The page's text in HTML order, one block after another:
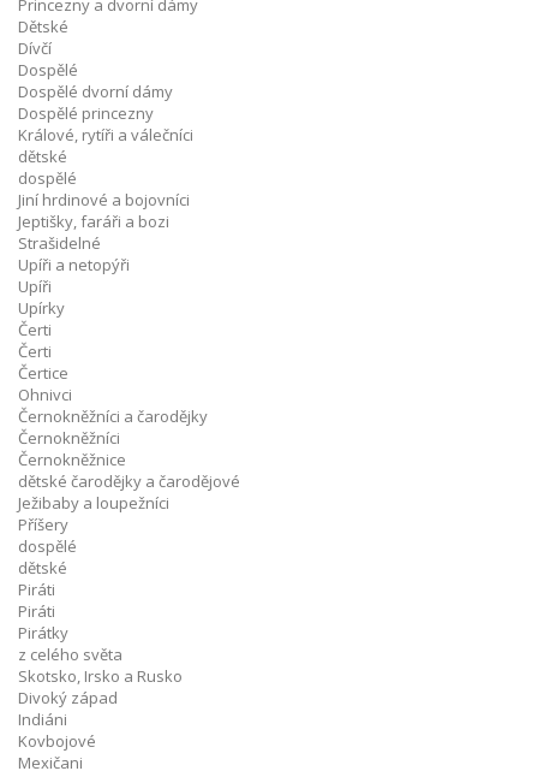
Princezny a dvorní dámy
Dětské
Dívčí
Dospělé
Dospělé dvorní dámy
Dospělé princezny
Králové, rytíři a válečníci
dětské
dospělé
Jiní hrdinové a bojovníci
Jeptišky, faráři a bozi
Strašidelné
Upíři a netopýři
Upíři
Upírky
Čerti
Čerti
Čertice
Ohnivci
Černokněžníci a čarodějky
Černokněžníci
Černokněžnice
dětské čarodějky a čarodějové
Ježibaby a loupežníci
Příšery
dospělé
dětské
Piráti
Piráti
Pirátky
z celého světa
Skotsko, Irsko a Rusko
Divoký západ
Indiáni
Kovbojové
Mexičani